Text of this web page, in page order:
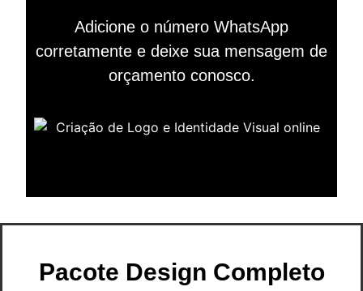
Adicione o número WhatsApp
corretamente e deixe sua mensagem de
orçamento conosco.
Pacote Design Completo